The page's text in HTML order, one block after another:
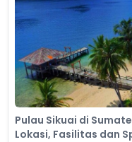
Pulau Sikuai di
Lokasi, Fasilitas dan